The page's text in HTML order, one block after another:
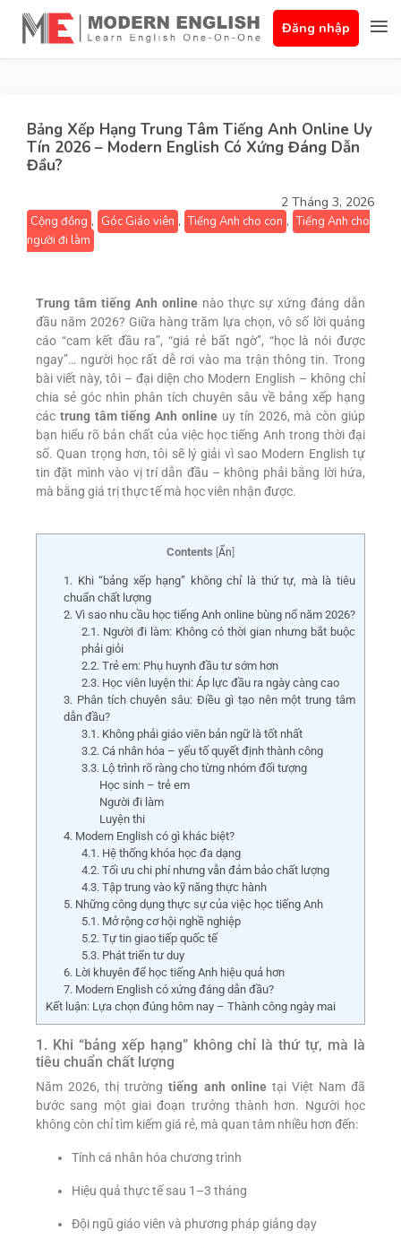
Đăng nhập
Bảng Xếp Hạng Trung Tâm Tiếng Anh Online Uy
Tín 2026 – Modern English Có Xứng Đáng Dẫn
Đầu?
2 Tháng 3, 2026
Cộng đồng , Góc Giáo viên , Tiếng Anh cho con , Tiếng Anh cho
người đi làm
Trung tâm tiếng Anh online nào thực sự xứng đáng dẫn
đầu năm 2026? Giữa hàng trăm lựa chọn, vô số lời quảng
cáo “cam kết đầu ra”, “giá rẻ bất ngờ”, “học là nói được
ngay”… người học rất dễ rơi vào ma trận thông tin. Trong
bài viết này, tôi – đại diện cho Modern English – không chỉ
chia sẻ góc nhìn phân tích chuyên sâu về bảng xếp hạng
các trung tâm tiếng Anh online uy tín 2026, mà còn giúp
bạn hiểu rõ bản chất của việc học tiếng Anh trong thời đại
số. Quan trọng hơn, tôi sẽ lý giải vì sao Modern English tự
tin đặt mình vào vị trí dẫn đầu – không phải bằng lời hứa,
mà bằng giá trị thực tế mà học viên nhận được.
Contents Ẩn
1. Khi “bảng xếp hạng” không chỉ là thứ tự, mà là tiêu
chuẩn chất lượng
2. Vì sao nhu cầu học tiếng Anh online bùng nổ năm 2026?
2.1. Người đi làm: Không có thời gian nhưng bắt buộc
phải giỏi
2.2. Trẻ em: Phụ huynh đầu tư sớm hơn
2.3. Học viên luyện thi: Áp lực đầu ra ngày càng cao
3. Phân tích chuyên sâu: Điều gì tạo nên một trung tâm
dẫn đầu?
3.1. Không phải giáo viên bản ngữ là tốt nhất
3.2. Cá nhân hóa – yếu tố quyết định thành công
3.3. Lộ trình rõ ràng cho từng nhóm đối tượng
Học sinh – trẻ em
Người đi làm
Luyện thi
4. Modern English có gì khác biệt?
4.1. Hệ thống khóa học đa dạng
4.2. Tối ưu chi phí nhưng vẫn đảm bảo chất lượng
4.3. Tập trung vào kỹ năng thực hành
5. Những công dụng thực sự của việc học tiếng Anh
5.1. Mở rộng cơ hội nghề nghiệp
5.2. Tự tin giao tiếp quốc tế
5.3. Phát triển tư duy
6. Lời khuyên để học tiếng Anh hiệu quả hơn
7. Modern English có xứng đáng dẫn đầu?
Kết luận: Lựa chọn đúng hôm nay – Thành công ngày mai
1. Khi “bảng xếp hạng” không chỉ là thứ tự, mà là
tiêu chuẩn chất lượng
Năm 2026, thị trườngtiếng anh onlinetại Việt Nam đã
bước sang một giai đoạn trưởng thành hơn. Người học
không còn chỉ tìm kiếm giá rẻ, mà quan tâm nhiều hơn đến:
Tính cá nhân hóa chương trình
Hiệu quả thực tế sau 1–3 tháng
Đội ngũ giáo viên và phương pháp giảng dạy